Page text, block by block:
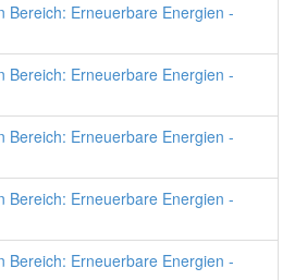
Bereich: Erneuerbare Energien -
Bereich: Erneuerbare Energien -
Bereich: Erneuerbare Energien -
Bereich: Erneuerbare Energien -
Bereich: Erneuerbare Energien -